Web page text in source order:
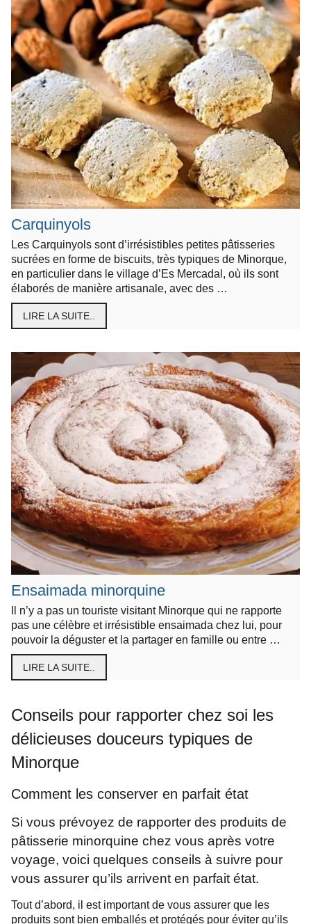
Carquinyols
Les Carquinyols sont d’irrésistibles petites pâtisseries
sucrées en forme de biscuits, très typiques de Minorque,
en particulier dans le village d’Es Mercadal, où ils sont
élaborés de manière artisanale, avec des …
LIRE LA SUITE..
Ensaimada minorquine
Il n’y a pas un touriste visitant Minorque qui ne rapporte
pas une célèbre et irrésistible ensaimada chez lui, pour
pouvoir la déguster et la partager en famille ou entre …
LIRE LA SUITE..
Conseils pour rapporter chez soi les
délicieuses douceurs typiques de
Minorque
Comment les conserver en parfait état
Si vous prévoyez de rapporter des produits de
pâtisserie minorquine chez vous après votre
voyage, voici quelques conseils à suivre pour
vous assurer qu’ils arrivent en parfait état.
Tout d’abord, il est important de vous assurer que les
produits sont bien emballés et protégés pour éviter qu’ils